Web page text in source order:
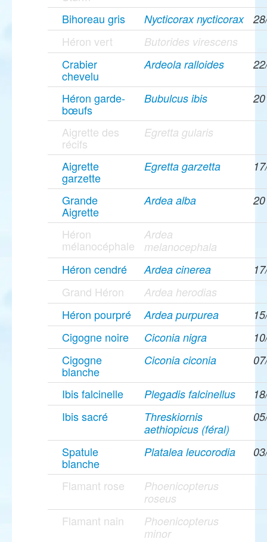
Bihoreau gris
Nycticorax nycticorax
Héron vert Butorides virescens
Crabier
chevelu
Ardeola ralloides
Héron garde-
bœufs
Bubulcus ibis
Aigrette des
récifs
Egretta gularis
Aigrette
garzette
Egretta garzetta
Grande
Aigrette
Ardea alba
Héron
mélanocéphale
Ardea
melanocephala
Héron cendré Ardea cinerea
Grand Héron Ardea herodias
Héron pourpré Ardea purpurea
Cigogne noire Ciconia nigra
Cigogne
blanche
Ciconia ciconia
Ibis falcinelle Plegadis falcinellus
Ibis sacré
Threskiornis
aethiopicus (féral)
Spatule
blanche
Platalea leucorodia
Flamant rose
Phoenicopterus
roseus
Flamant nain
Phoenicopterus
minor